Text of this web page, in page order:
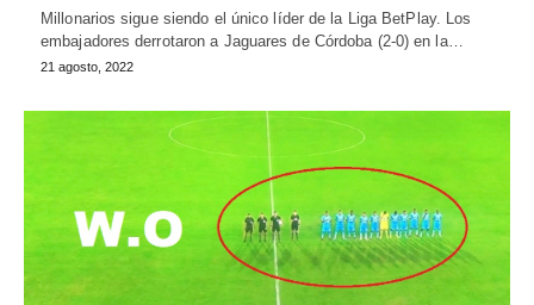
Millonarios sigue siendo el único líder de la Liga BetPlay. Los
embajadores derrotaron a Jaguares de Córdoba (2-0) en la…
21 agosto, 2022